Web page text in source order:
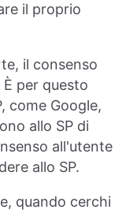
il proprio
il consenso
per questo
come Google,
allo SP di
all'utente
allo SP.
quando cerchi